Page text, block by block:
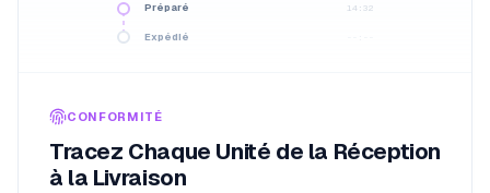
Préparé 14:32
Expédié
CONFORMITÉ
Tracez Chaque Unité de la Réception
à la Livraison